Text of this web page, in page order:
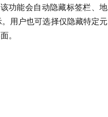
功能会自动隐藏标签栏、地
用户也可选择仅隐藏特定元
。